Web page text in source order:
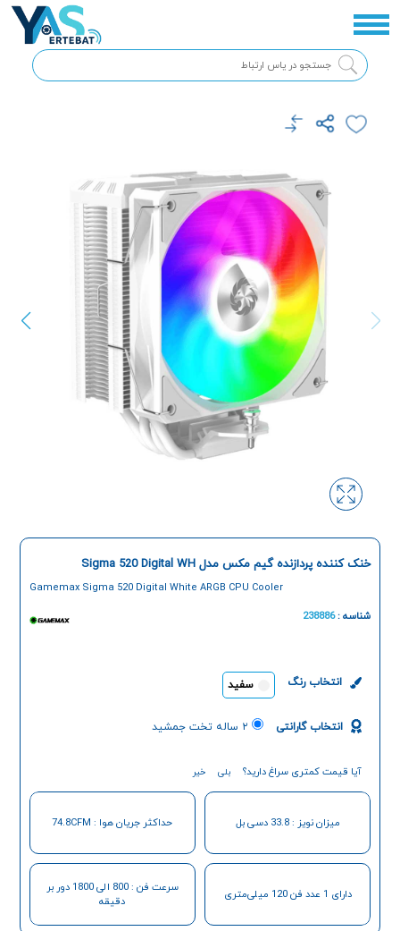
خنک کننده پردازنده گیم مکس مدل Sigma 520 Digital WH
Gamemax Sigma 520 Digital White ARGB CPU Cooler
شناسه :238886
انتخاب رنگ سفید
انتخاب گارانتی ۲ ساله تخت جمشید
آیا قیمت کمتری سراغ دارید؟ بلی خیر
میزان نویز : 33.8 دسی بل حداکثر جریان هوا : 74.8CFM
دارای 1 عدد فن 120 میلی‌متری
سرعت فن : 800 الی 1800 دور بر
دقیقه